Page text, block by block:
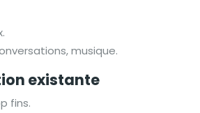
musique.
existante
fins.